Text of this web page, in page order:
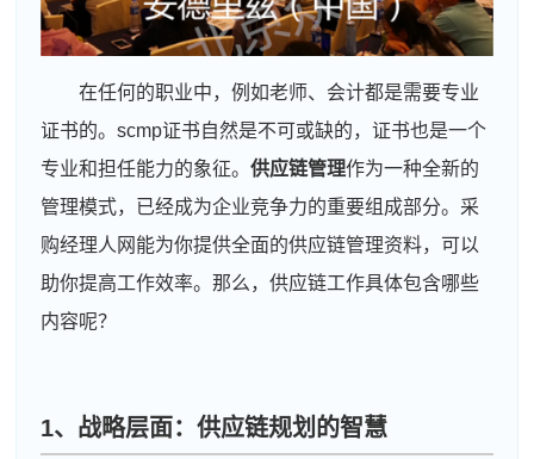
在任何的职业中，例如老师、会计都是需要专业
证书的。scmp证书自然是不可或缺的，证书也是一个
专业和担任能力的象征。供应链管理作为一种全新的
管理模式，已经成为企业竞争力的重要组成部分。采
购经理人网能为你提供全面的供应链管理资料，可以
助你提高工作效率。那么，供应链工作具体包含哪些
内容呢？
1、战略层面：供应链规划的智慧